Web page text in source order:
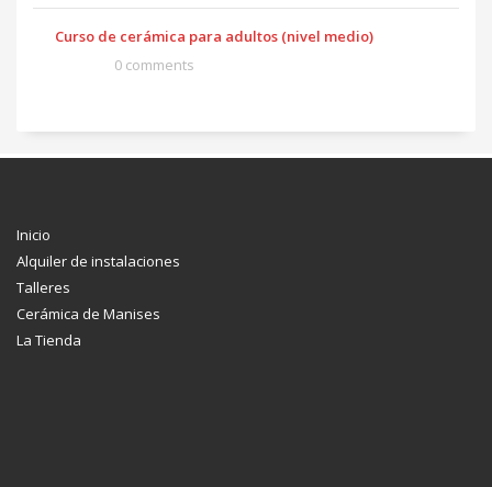
Curso de cerámica para adultos (nivel medio)
0 comments
Inicio
Alquiler de instalaciones
Talleres
Cerámica de Manises
La Tienda